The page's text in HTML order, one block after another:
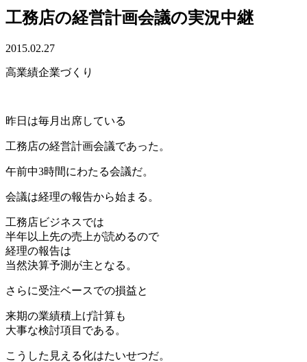
工務店の経営計画会議の実況中継
2015.02.27
高業績企業づくり
昨日は毎月出席している
工務店の経営計画会議であった。
午前中3時間にわたる会議だ。
会議は経理の報告から始まる。
工務店ビジネスでは
半年以上先の売上が読めるので
経理の報告は
当然決算予測が主となる。
さらに受注ベースでの損益と
来期の業績積上げ計算も
大事な検討項目である。
こうした見える化はたいせつだ。